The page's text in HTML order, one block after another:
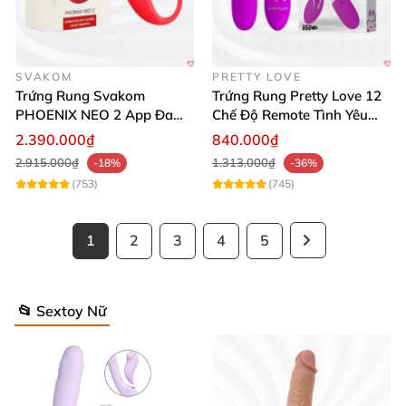
Bạn muốn thêm yếu tố nào khác vào mô tả, như
nhấn mạnh tính năng cụ thể hơn không?
SVAKOM
Trứng Rung Svakom
PHOENIX NEO 2 App Đa
Chức Năng Hấp Dẫn
2.390.000₫
2.915.000₫
-18%
(753)
PRETTY LOVE
Trứng Rung Pretty Love 12
Chế Độ Remote Tình Yêu
Kích Thích
840.000₫
1.313.000₫
-36%
(745)
1 2 3 4 5
📂 Sextoy Nữ